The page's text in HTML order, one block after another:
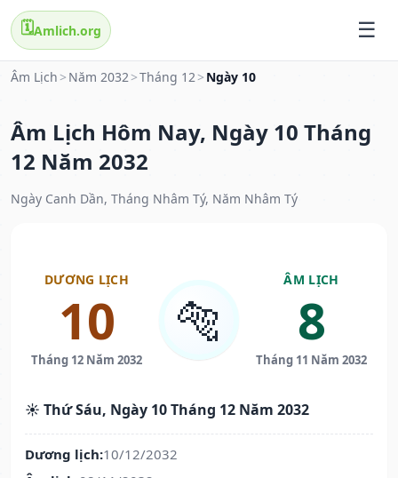
🗓️Amlich.org
Âm Lịch > Năm 2032>Tháng 12> Ngày 10
Âm Lịch Hôm Nay, Ngày 10 Tháng
12 Năm 2032
Ngày Canh Dần, Tháng Nhâm Tý, Năm Nhâm Tý
DƯƠNG LỊCH
10
Tháng 12 Năm 2032
🐅
ÂM LỊCH
8
Tháng 11 Năm 2032
☀️ Thứ Sáu, Ngày 10 Tháng 12 Năm 2032
Dương lịch:10/12/2032